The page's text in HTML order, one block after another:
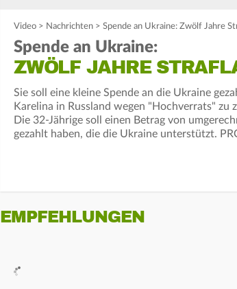
Video > Nachrichten > Spende an Ukraine: Zwölf Jahre
Spende an Ukraine:
ZWÖLF JAHRE
Sie soll eine kleine Spende an die Ukraine
Karelina in Russland wegen "Hochverrats"
Die 32-Jährige soll einen Betrag von
gezahlt haben, die die Ukraine unterstützt.
EMPFEHLUNGEN